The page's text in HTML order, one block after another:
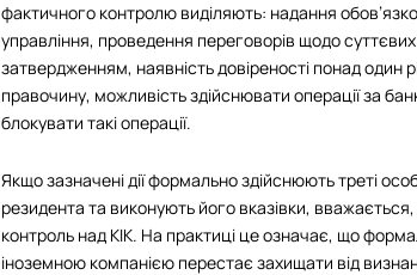
фактичного контролю виділяють: надання
управління, проведення переговорів щодо
затвердженням, наявність довіреності понад один
правочину, можливість здійснювати операції за
блокувати такі операції.
Якщо зазначені дії формально здійснюють треті
резидента та виконують його вказівки,
контроль над КІК. На практиці це означає, що
іноземною компанією перестає захищати від